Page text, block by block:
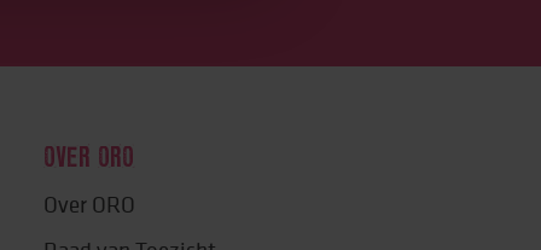
OVER ORO
Over ORO